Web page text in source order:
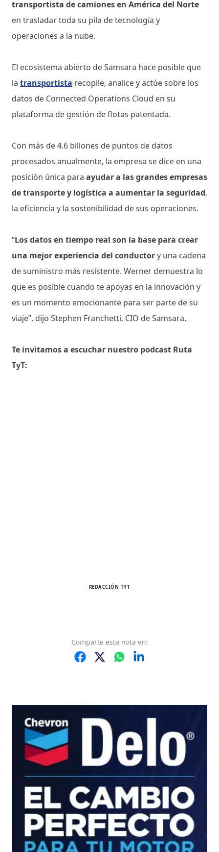
transportista de camiones en América del Norte
en trasladar toda su pila de tecnología y
operaciones a la nube.
El ecosistema abierto de Samsara hace posible que
la transportista recopile, analice y actúe sobre los
datos de Connected Operations Cloud en su
plataforma de gestión de flotas patentada.
Con más de 4.6 billones de puntos de datos
procesados ​​anualmente, la empresa se dice en una
posición única para ayudar a las grandes empresas
de transporte y logística a aumentar la seguridad,
la eficiencia y la sostenibilidad de sus operaciones.
“Los datos en tiempo real son la base para crear
una mejor experiencia del conductory una cadena
de suministro más resistente. Werner demuestra lo
que es posible cuando te apoyas en la innovación y
es un momento emocionante para ser parte de su
viaje”, dijo Stephen Franchetti, CIO de Samsara.
Te invitamos a escuchar nuestro podcast Ruta
TyT:
REDACCIÓN TYT
Comparte esta nota en: